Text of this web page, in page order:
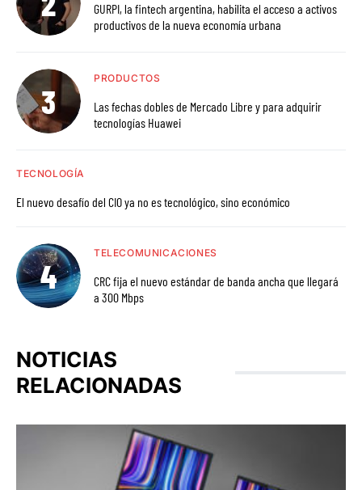
GURPI, la fintech argentina, habilita el acceso a activos
productivos de la nueva economía urbana
PRODUCTOS
Las fechas dobles de Mercado Libre y para adquirir
tecnologías Huawei
TECNOLOGÍA
El nuevo desafío del CIO ya no es tecnológico, sino económico
TELECOMUNICACIONES
CRC fija el nuevo estándar de banda ancha que llegará
a 300 Mbps
NOTICIAS
RELACIONADAS